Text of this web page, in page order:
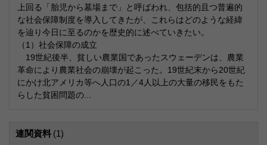
上回る「胎児から墓場まで」と呼ばわれ、包括的且つ普遍的
な社会保障制度を導入してきたが、これらはどのような経緯
を辿り今日に至るのかを歴史的に述べていきたい。
（1）社会保障の成立
19世紀後半、貧しい農業国であったスウェーデンは、農業
革命により農業社会の崩壊が起こった。19世紀末から20世紀
にかけ北アメリカ等へ人口の1／4人以上の大量の移民をもた
らした貧困問題の...
連関資料 (1)